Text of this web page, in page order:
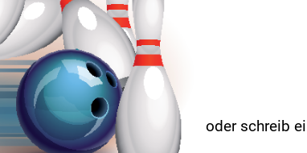
oder schreib